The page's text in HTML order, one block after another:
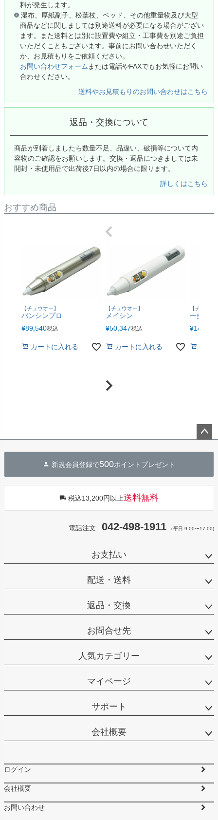
料が発生します。
湿布、厚紙副子、松葉杖、ベッド、その他重量物及び大型
商品などに関しましては別途送料が必要になる場合がござい
ます。また送料とは別に設置費や組立・工事費を別途ご負担
いただくこともございます。事前にお問い合わせいただく
か、お見積もりをご依頼ください。
お問い合わせフォームまたは電話やFAXでもお気軽にお問い
合わせください。
送料やお見積もりのお問い合わせはこちら
返品・交換について
商品が到着しましたら数量不足、品違い、破損等について内
容物のご確認をお願いします。交換・返品につきましては未
開封・未使用品で出荷後7日以内の場合に限ります。
詳しくはこちら
おすすめ商品
【チュウオー】
バンシンプロ
¥89,540税込
カートに入れる
【チュウオー】
メイシン
¥50,347税込
カートに入れる
【チュウ
一灸
¥
へ
新規会員登録で500ポイントプレゼント
税込13,200円以上送料無料
電話注文 042-498-1911 （平日 9:00〜17:00)
お支払い
配送・送料
返品・交換
お問合せ先
人気カテゴリー
マイページ
サポート
会社概要
ログイン
会社概要
お問い合わせ